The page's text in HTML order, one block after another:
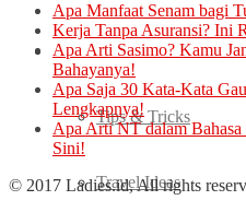
Travel
Tips & Tricks
Travel Ideas
Apa Manfaat Senam bagi
Kerja Tanpa Asuransi? Ini
Apa Arti Sasimo? Kamu
Bahayanya!
Apa Saja 30 Kata-Kata
Lengkapnya!
Apa Arti NT dalam Bahasa
Sini!
© 2017 Ladies.id, All rights